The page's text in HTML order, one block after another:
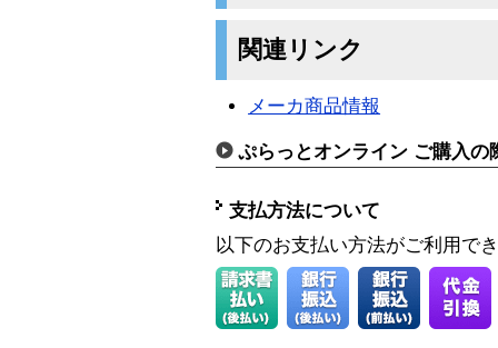
関連リンク
メーカ商品情報
ぷらっとオンライン ご購入の
支払方法について
以下のお支払い方法がご利用で